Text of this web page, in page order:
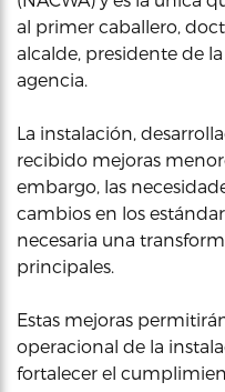
al primer caballero,
alcalde, presidente de
agencia.
La instalación,
recibido mejoras
embargo, las
cambios en los
necesaria una
principales.
Estas mejoras
operacional de la
fortalecer el